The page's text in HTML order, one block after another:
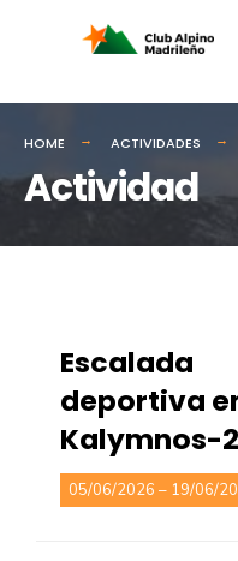
HOME ACTIVIDADES
Actividad
Escalada
deportiva
Kalymnos-
05/06/2026 – 19/06/